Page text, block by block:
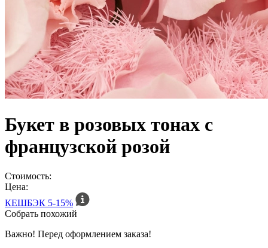
Букет в розовых тонах с
французской розой
Стоимость:
Цена:
КЕШБЭК 5-15%
Собрать похожий
Важно! Перед оформлением заказа!